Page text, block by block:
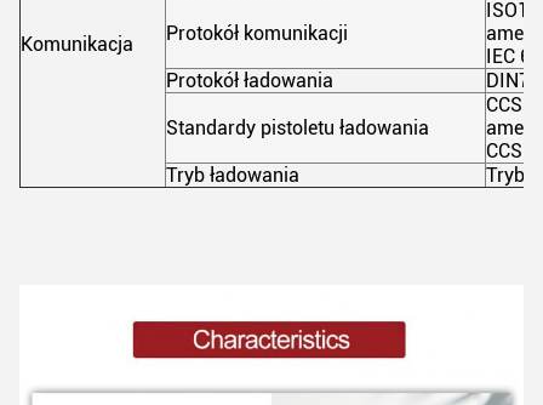
Komunikacja Protokół komunikacji
IEC
Protokół ładowania
Standardy pistoletu ładowania
CCS
CCS
Tryb ładowania
Tryb